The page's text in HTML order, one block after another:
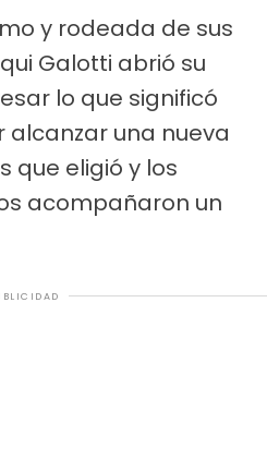
y rodeada de sus
Galotti abrió su
lo que significó
alcanzar una nueva
que eligió y los
acompañaron un